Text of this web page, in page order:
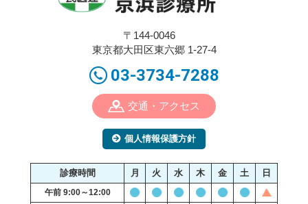
〒144-0046
東京都大田区東六郷 1-27-4
03-3734-7288
交通・アクセス
個人情報保護方針
診療時間 月 火 水 木 金 土 日
午前 9:00～12:00